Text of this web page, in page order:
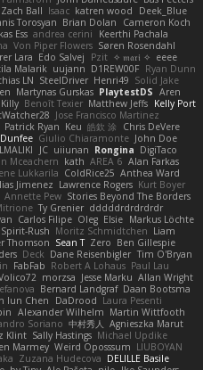
Zach Ball Isaac katren wood
Deek_Blue
Torosyan Brian Dolan
Cameron Koch
Ess andrea cerini
Keerthi Pachala
Von Piper Flowers Søren Rosendahl
Lara Edo Salvej Pzit ✧ 𝔪𝔞𝔯𝔦 ✧ eeee
Malarik uujann D1REW00F Ryan Dunn
LN SteelDriver Henri49 Solid Jake
Martynas Gurskas PlaytestDS Aren
Benoît Texier Matthew Jeffs Kelly Port
Jose Francisco Martinez
Patrick Ryan Keu 皓欽 涂 Chris DeVere
Giulio Chiaramonte John Doe
JC uiiunan Rongina DigiTaco
Mceachern kath AREA 6 Alan Farkas
Lukkarila ColdRice25 Anthea Ward
Jimenez Lawrence Rogers Kurt Boyer
Annette Pew Stories Beyond The Borders
Ty Grenier dddddrdrdrdrdr
Carlos Filipe Oleg Elsie Markus Löchte
Spirit-Rush Moritz Schmidtchen Liam
Thomson Sean T Zero Ben Gillespie
Deck Dane Reisenbigler Tim O'Bryan
FabFab Robert A Lohaus Paul Lau
morzsa Jesse Marku Allan Wright
Bernard Landgraf Daan Bootsma
lun Chen DaDrood Laura Pesenti
Alexander Wilhelm Martin Wittfooth
Soriano 中村秀人
Agnieszka Marut
Klint Sally Hastings Michael Updike
Marmey Weird Oposssum LIUBOYAN
Zuzana Hudecova DELILLE Basile